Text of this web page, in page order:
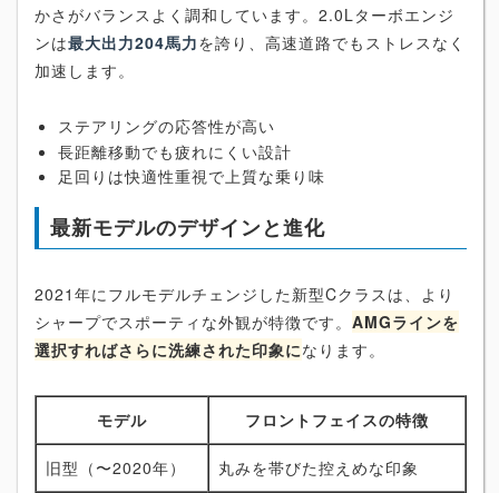
かさがバランスよく調和しています。2.0Lターボエンジ
ンは最大出力204馬力を誇り、高速道路でもストレスなく
加速します。
ステアリングの応答性が高い
長距離移動でも疲れにくい設計
足回りは快適性重視で上質な乗り味
最新モデルのデザインと進化
2021年にフルモデルチェンジした新型Cクラスは、より
シャープでスポーティな外観が特徴です。 AMGラインを
選択すればさらに洗練された印象になります。
モデル フロントフェイスの特徴
旧型（〜2020年） 丸みを帯びた控えめな印象